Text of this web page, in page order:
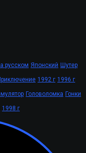
русском Японский Шутер
1992 г 1996 г
Головоломка Гонки
1998 г